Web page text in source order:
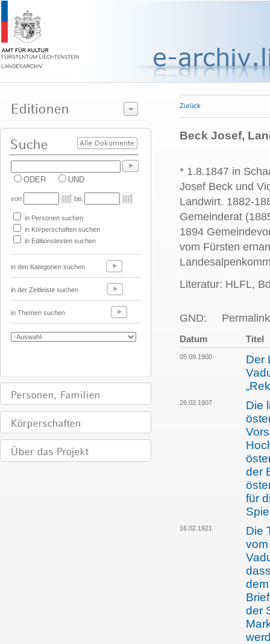
ODER UND
von bis
in Personen suchen
in Körperschaften suchen
in Editionstexten suchen
in den Kategorien suchen
in der Zeitleiste suchen
in Themen suchen
Zurück
Beck Josef,
* 1.8.1847 in
Josef Beck und
Landwirt. 1882-
Gemeinderat
1894
vom Fürsten
Literatur: HLFL,
GND:
Datum Titel
05.09.1900
Der
26.02.1907
Die
der
für
16.02.1921
Die
der